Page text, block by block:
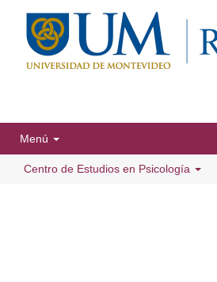
Menú
Centro de Estudios en Psicología